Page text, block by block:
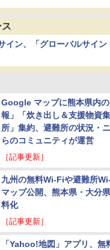
イン、「グローバルサイ
Google マップに熊本県内
報」「炊き出し＆支援物資
所」集約、避難所の状況・
らのコミュニティが運営
［記事更新］
九州の無料Wi-Fiや避難所
マップ公開、熊本県・大分
料化
［記事更新］
「Yahoo!地図」アプリ、無